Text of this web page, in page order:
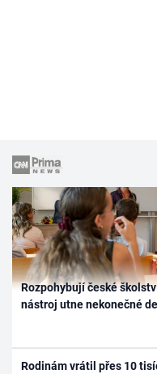
Rozpohybují české
nástroj utne nekonečné
Rodinám vrátil přes 10